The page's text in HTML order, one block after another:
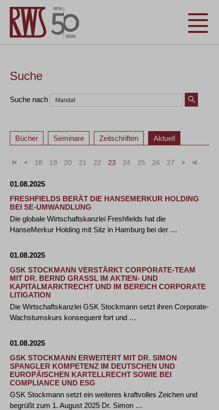
Suche
Suche nach
Bücher Seminare Zeitschriften Aktuell
« < 18 19 20 21 22 23 24 25 26 27 > »
01.08.2025
FRESHFIELDS BERÄT DIE HANSEMERKUR HOLDING
BEI SE-UMWANDLUNG
Die globale Wirtschaftskanzlei Freshfields hat die
HanseMerkur Holding mit Sitz in Hamburg bei der …
01.08.2025
GSK STOCKMANN VERSTÄRKT CORPORATE-TEAM
MIT DR. BERND GRASSL IM AKTIEN- UND K
APITALMARKTRECHT UND IM BEREICH CORPORATE L
ITIGATION
Die Wirtschaftskanzlei GSK Stockmann setzt ihren Corporate-
Wachstumskurs konsequent fort und …
01.08.2025
GSK STOCKMANN ERWEITERT MIT DR. SIMON
SPANGLER KOMPETENZ IM DEUTSCHEN UND
EUROPÄISCHEN KARTELLRECHT SOWIE BEI
COMPLIANCE UND ESG
GSK Stockmann setzt ein weiteres kraftvolles Zeichen und
begrüßt zum 1. August 2025 Dr. Simon …